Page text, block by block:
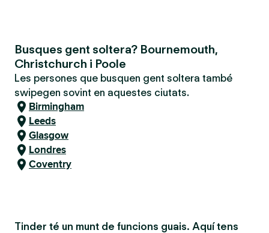
Busques gent soltera? Bournemouth,
Christchurch i Poole
Les persones que busquen gent soltera també
swipegen sovint en aquestes ciutats.
Birmingham
Leeds
Glasgow
Londres
Coventry
Tinder té un munt de funcions guais. Aquí tens